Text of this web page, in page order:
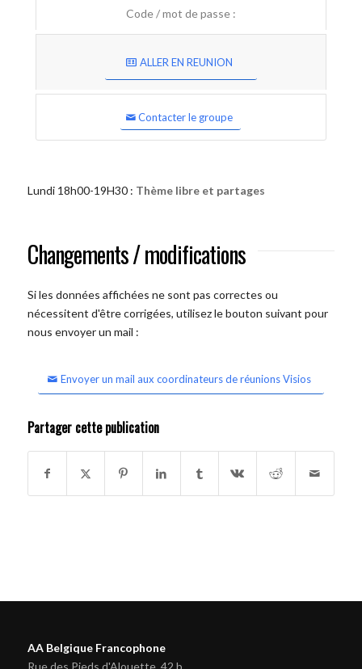
Code / mot de passe :
ALLER EN REUNION
Contacter le groupe
Lundi 18h00-19H30 : Thème libre et partages
Changements / modifications
Si les données affichées ne sont pas correctes ou
nécessitent d'être corrigées, utilisez le bouton suivant pour
nous envoyer un mail :
Envoyer un mail aux coordinateurs de réunions Visios
Partager cette publication
AA Belgique Francophone
Rue des Pieds d'Alouette, 42 b